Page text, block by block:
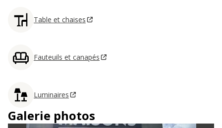
Table et chaises
Fauteuils et canapés
Luminaires
Galerie photos